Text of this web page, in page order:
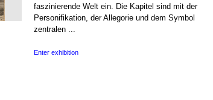
faszinierende Welt ein. Die Kapitel sind mit der
Personifikation, der Allegorie und dem Symbol
zentralen ...
Enter exhibition